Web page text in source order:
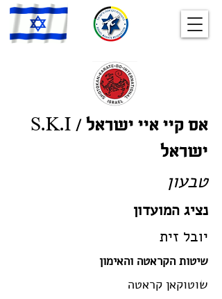
אס קיי איי ישראל / S.K.I
ישראל
טבעון
נציג המועדון
יובל זית
שיטות הקראטה והאימון
שוטוקאן קראטה